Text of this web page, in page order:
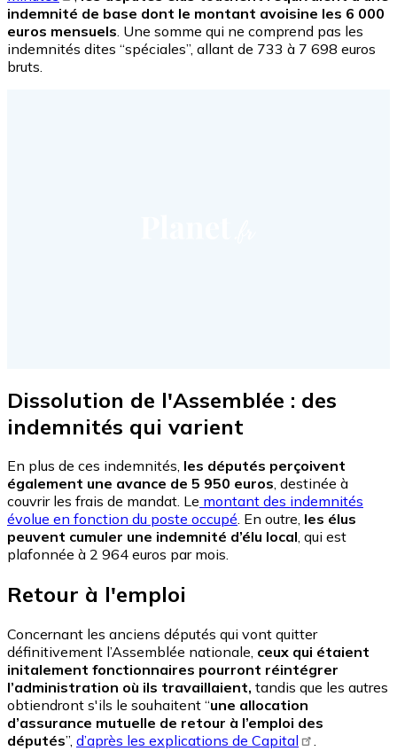
indemnité de base dont le montant avoisine les 6 000
euros mensuels . Une somme qui ne comprend pas les
indemnités dites “spéciales”, allant de 733 à 7 698 euros
bruts.
Dissolution de l'Assemblée : des
indemnités qui varient
En plus de ces indemnités, les députés perçoivent
également une avance de 5 950 euros, destinée à
couvrir les frais de mandat. Le montant des indemnités
évolue en fonction du poste occupé. En outre, les élus
peuvent cumuler une indemnité d’élu local, qui est
plafonnée à 2 964 euros par mois.
Retour à l'emploi
Concernant les anciens députés qui vont quitter
définitivement l’Assemblée nationale, ceux qui étaient
initalement fonctionnaires pourront réintégrer
l’administration où ils travaillaient, tandis que les autres
obtiendront s'ils le souhaitent “une allocation
d’assurance mutuelle de retour à l’emploi des
députés”, d’après les explications de Capital
.